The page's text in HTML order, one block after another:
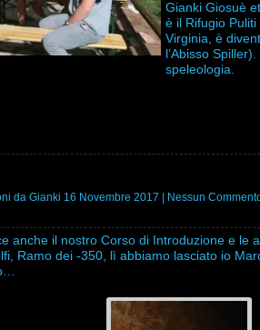
Gianki Giosuè
è il Rifugio
Virginia, è
l’Abisso
speleologia.
da Gianki 16 Novembre 2017 | Nessun
anche il nostro Corso di Introduzione e le
Ramo dei -350, lì abbiamo lasciato io